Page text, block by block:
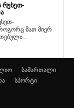
ᲠᲣᲡᲔᲗ-
სამართალი
სპორტი